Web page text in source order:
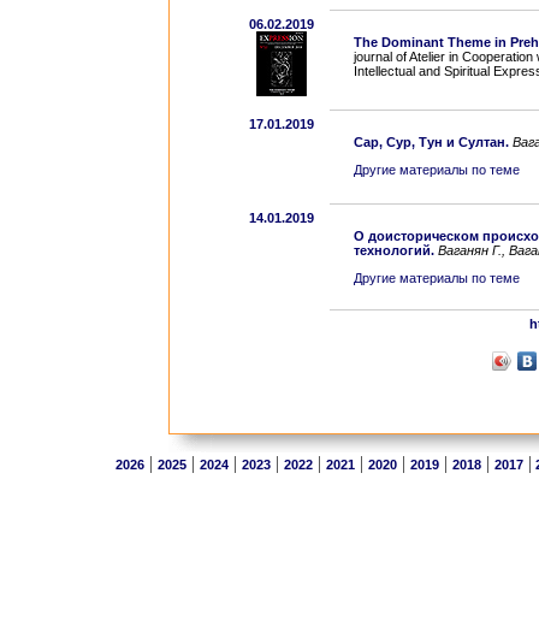
06.02.2019
The Dominant Theme in
journal of Atelier in
Intellectual and Spiritual
17.01.2019
Сар, Сур, Тун и Султан.
Другие материалы по теме
14.01.2019
O доисторическом
технологий. Ваганян Г.,
Другие материалы по теме
2026| 2025| 2024| 2023| 2022| 2021| 2020| 2019| 2018| 2017|